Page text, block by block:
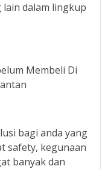
dalam lingkup
Membeli Di
bagi anda yang
safety, kegunaan
banyak dan